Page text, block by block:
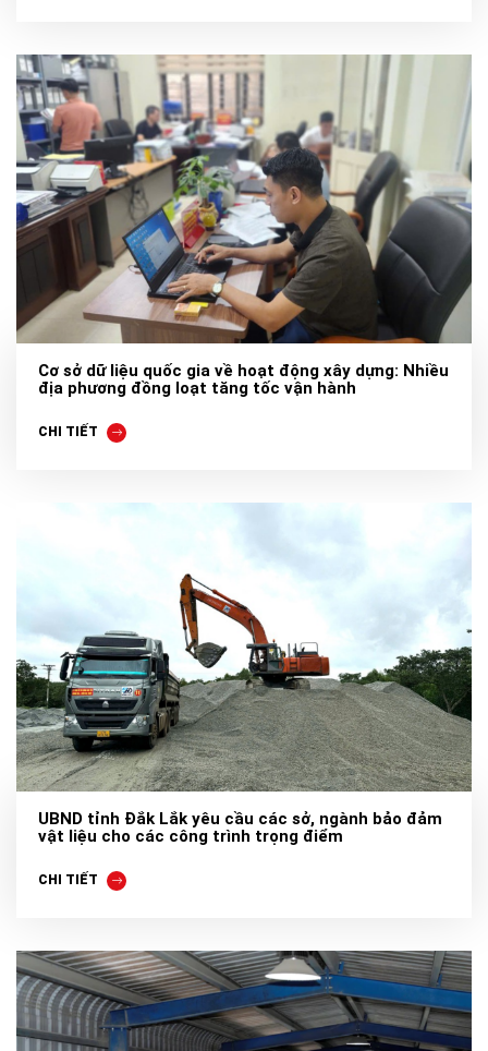
Cơ sở dữ liệu quốc gia về hoạt động xây dựng: Nhiều
địa phương đồng loạt tăng tốc vận hành
CHI TIẾT
UBND tỉnh Đắk Lắk yêu cầu các sở, ngành bảo đảm
vật liệu cho các công trình trọng điểm
CHI TIẾT